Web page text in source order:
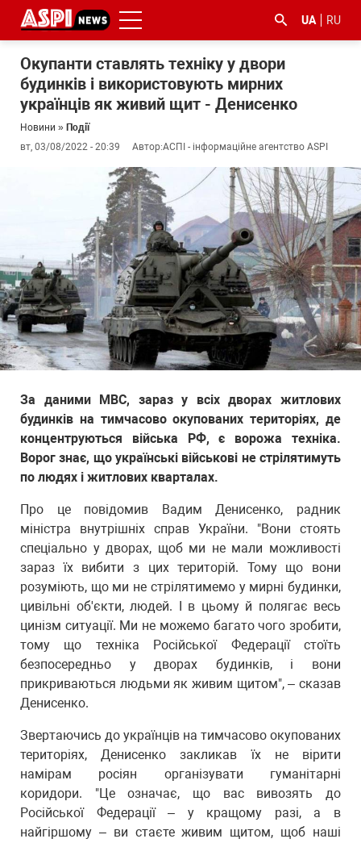
UA RU
Окупанти ставлять техніку у двори
будинків і використовують мирних
українців як живий щит - Денисенко
Новини » Події
вт, 03/08/2022 - 20:39
Автор:АСПІ - інформаційне агентство ASPI
За даними МВС, зараз у всіх дворах житлових
будинків на тимчасово окупованих територіях, де
концентруються війська РФ, є ворожа техніка.
Ворог знає, що українські військові не стрілятимуть
по людях і житлових кварталах.
Про це повідомив Вадим Денисенко, радник
міністра внутрішніх справ України. "Вони стоять
спеціально у дворах, щоб ми не мали можливості
зараз їх вибити з цих територій. Тому що вони
розуміють, що ми не стрілятимемо у мирні будинки,
цивільні об'єкти, людей. І в цьому й полягає весь
цинізм ситуації. Ми не можемо багато чого зробити,
тому що техніка Російської Федерації стоїть
безпосередньо у дворах будинків, і вони
прикриваються людьми як живим щитом", – сказав
Денисенко.
Звертаючись до українців на тимчасово окупованих
територіях, Денисенко закликав їх не вірити
намірам росіян організувати гуманітарні
коридори. "Це означає, що вас вивозять до
Російської Федерації – у кращому разі, а в
найгіршому – ви стаєте живим щитом, щоб наші
#боротьба
корупцією
#ДФС #Київ #коронавірус